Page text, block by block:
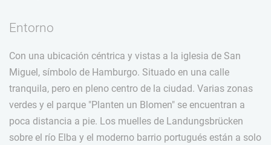
Entorno
Con una ubicación céntrica y vistas a la iglesia de San
Miguel, símbolo de Hamburgo. Situado en una calle
tranquila, pero en pleno centro de la ciudad. Varias zonas
verdes y el parque "Planten un Blomen" se encuentran a
poca distancia a pie. Los muelles de Landungsbrücken
sobre el río Elba y el moderno barrio portugués están a solo